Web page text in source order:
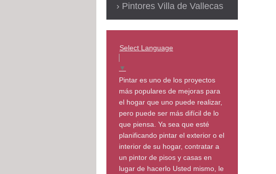
Pintores Villa de Vallecas
Select Language
▼
Pintar es uno de los proyectos
más populares de mejoras para
el hogar que uno puede realizar,
pero puede ser más difícil de lo
que piensa. Ya sea que esté
planificando pintar el exterior o el
interior de su hogar, contratar a
un pintor de pisos y casas en
lugar de hacerlo Usted mismo, le